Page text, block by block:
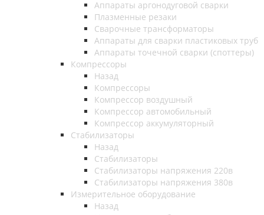
Аппараты аргонодуговой сварки
Плазменные резаки
Сварочные трансформаторы
Аппараты для сварки пластиковых труб
Аппараты точечной сварки (споттеры)
Компрессоры
Назад
Компрессоры
Компрессор воздушный
Компрессор автомобильный
Компрессор аккумуляторный
Стабилизаторы
Назад
Стабилизаторы
Стабилизаторы напряжения 220в
Стабилизаторы напряжения 380в
Измерительное оборудование
Назад